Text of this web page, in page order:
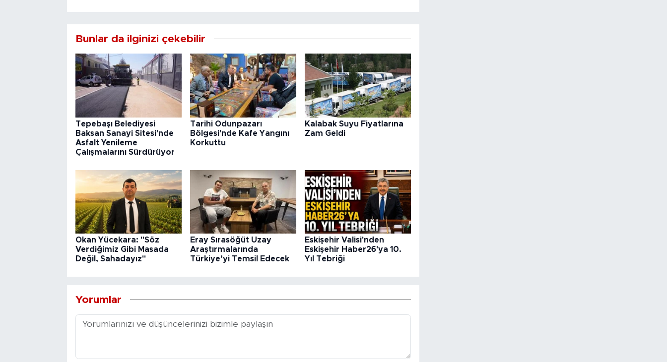
Bunlar da ilginizi çekebilir
Tepebaşı Belediyesi
Baksan Sanayi Sitesi'nde
Asfalt Yenileme
Çalışmalarını Sürdürüyor
Tarihi Odunpazarı
Bölgesi'nde Kafe Yangını
Korkuttu
Kalabak Suyu Fiyatlarına
Zam Geldi
Okan Yücekara: "Söz
Verdiğimiz Gibi Masada
Değil, Sahadayız"
Eray Sırasöğüt Uzay
Araştırmalarında
Türkiye’yi Temsil Edecek
Eskişehir Valisi'nden
Eskişehir Haber26'ya 10.
Yıl Tebriği
Yorumlar